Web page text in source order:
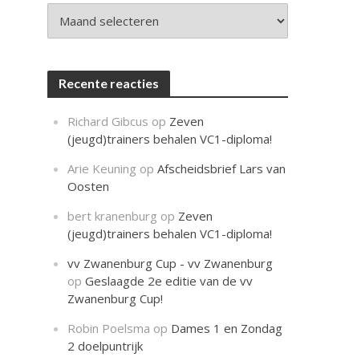
t
Recente reacties
Richard Gibcus op Zeven
(jeugd)trainers behalen VC1-diploma!
Arie Keuning opAfscheidsbrief Lars van
Oosten
bert kranenburg op Zeven
(jeugd)trainers behalen VC1-diploma!
vv Zwanenburg Cup - vv Zwanenburg
opGeslaagde 2e editie van de vv
Zwanenburg Cup!
Robin Poelsma op Dames 1 en Zondag
2 doelpuntrijk